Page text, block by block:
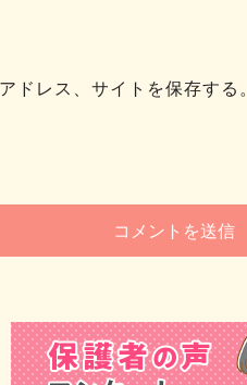
レス、サイトを保存する。